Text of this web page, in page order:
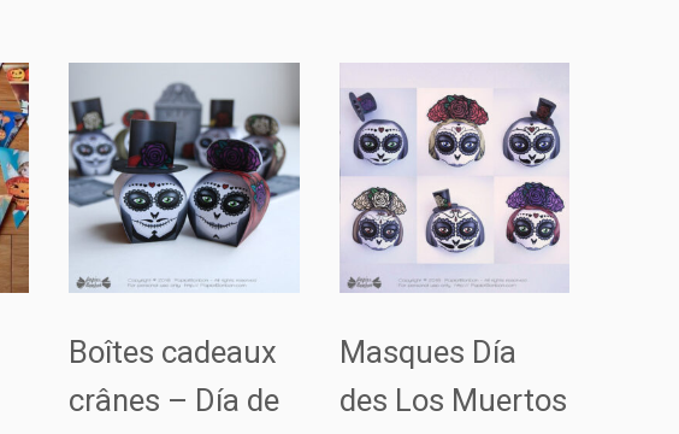
Boîtes cadeaux
crânes – Día de
Masques Día
des Los Muertos